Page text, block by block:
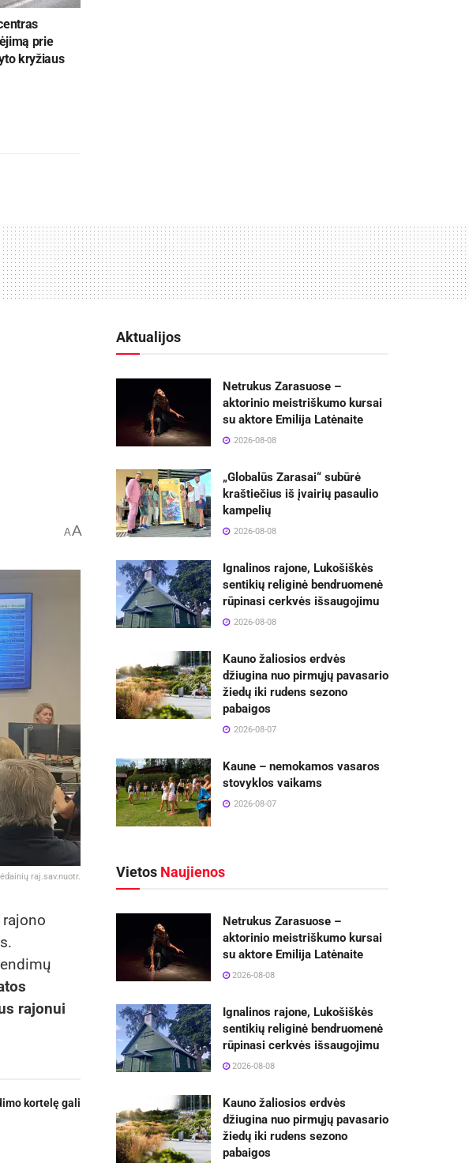
prie
kryžiaus
AA
raj.sav.nuotr.
rajonui
kortelę gali
Aktualijos
Netrukus Zarasuose –
aktorinio meistriškumo kursai
su aktore Emilija Latėnaite
2026-08-08
„Globalūs Zarasai“ subūrė
kraštiečius iš įvairių pasaulio
kampelių
2026-08-08
Ignalinos rajone, Lukošiškės
sentikių religinė bendruomenė
rūpinasi cerkvės išsaugojimu
2026-08-08
Kauno žaliosios erdvės
džiugina nuo pirmųjų pavasario
žiedų iki rudens sezono
pabaigos
2026-08-07
Kaune – nemokamos vasaros
stovyklos vaikams
2026-08-07
Vietos Naujienos
Netrukus Zarasuose –
aktorinio meistriškumo kursai
su aktore Emilija Latėnaite
2026-08-08
Ignalinos rajone, Lukošiškės
sentikių religinė bendruomenė
rūpinasi cerkvės išsaugojimu
2026-08-08
Kauno žaliosios erdvės
džiugina nuo pirmųjų pavasario
žiedų iki rudens sezono
pabaigos